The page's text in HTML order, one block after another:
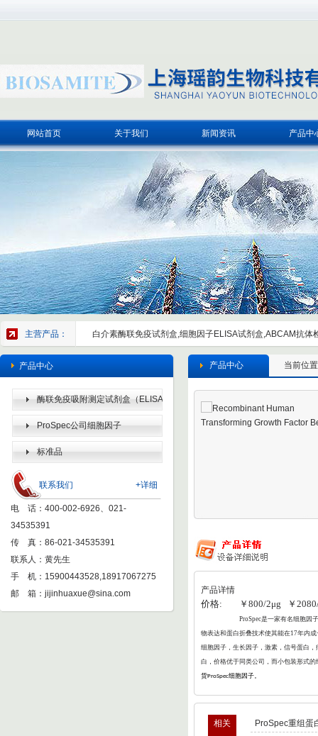
网站首页 关于我们 新闻资讯 产品中
主营产品： 白介素酶联免疫试剂盒,细胞因子ELISA试剂盒,ABCAM抗体
产品中心
酶联免疫吸附测定试剂盒（ELISA
KIT） ProSpec公司细胞因子
标准品
+详细
联系我们
电 话：400-002-6926、021-
34535391
传 真：86-021-34535391
联系人：黄先生
手 机：15900443528,18917067275
邮 箱： jijinhuaxue@sina.com
当前位
产品中心
产品详情
价格: ￥800/2μg ￥2080/
ProSpec是一家有名细胞因
物表达和蛋白折叠技术使其能在17年内
细胞因子，生长因子，激素，信号蛋白
白，价格优于同类公司，而小包装形式
货ProSpec细胞因子。
相关
ProSpec重组蛋